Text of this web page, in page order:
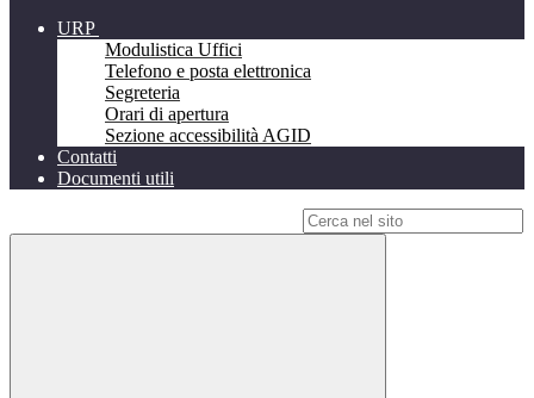
URP
Modulistica Uffici
Telefono e posta elettronica
Segreteria
Orari di apertura
Sezione accessibilità AGID
Contatti
Documenti utili